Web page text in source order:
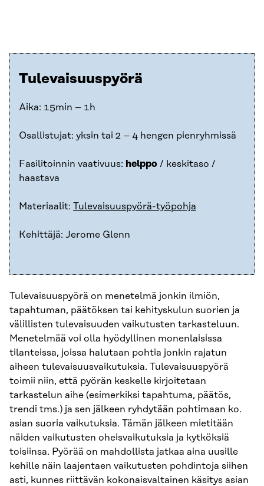
Tulevaisuuspyörä
Aika: 15min – 1h
Osallistujat: yksin tai 2 – 4 hengen pienryhmissä
Fasilitoinnin vaativuus: helppo / keskitaso /
haastava
Materiaalit: Tulevaisuuspyörä-työpohja
Kehittäjä: Jerome Glenn
Tulevaisuuspyörä on menetelmä jonkin ilmiön,
tapahtuman, päätöksen tai kehityskulun suorien ja
välillisten tulevaisuuden vaikutusten tarkasteluun.
Menetelmää voi olla hyödyllinen monenlaisissa
tilanteissa, joissa halutaan pohtia jonkin rajatun
aiheen tulevaisuusvaikutuksia. Tulevaisuuspyörä
toimii niin, että pyörän keskelle kirjoitetaan
tarkastelun aihe (esimerkiksi tapahtuma, päätös,
trendi tms.) ja sen jälkeen ryhdytään pohtimaan ko.
asian suoria vaikutuksia. Tämän jälkeen mietitään
näiden vaikutusten oheisvaikutuksia ja kytköksiä
toisiinsa. Pyörää on mahdollista jatkaa aina uusille
kehille näin laajentaen vaikutusten pohdintoja siihen
asti, kunnes riittävän kokonaisvaltainen käsitys asian